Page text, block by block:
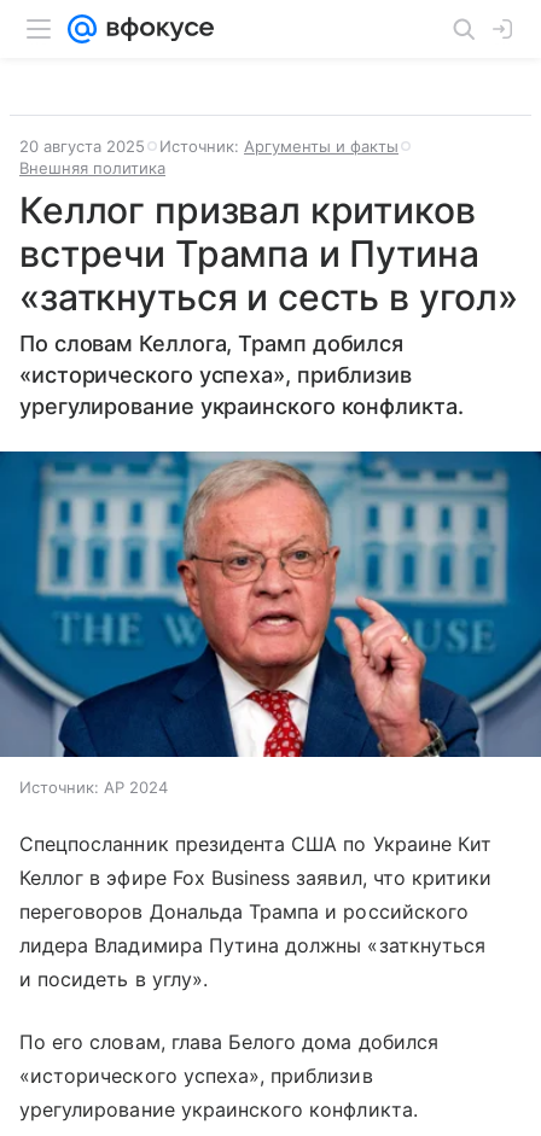
20 августа 2025 Источник: Аргументы и факты
Внешняя политика
Келлог призвал критиков
встречи Трампа и Путина
«заткнуться и сесть в угол»
По словам Келлога, Трамп добился
«исторического успеха», приблизив
урегулирование украинского конфликта.
Источник: AP 2024
Спецпосланник президента США по Украине Кит
Келлог в эфире Fox Business заявил, что критики
переговоров Дональда Трампа и российского
лидера Владимира Путина должны «заткнуться
и посидеть в углу».
По его словам, глава Белого дома добился
«исторического успеха», приблизив
урегулирование украинского конфликта.